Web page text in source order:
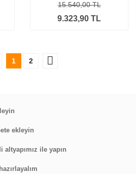
9.323,90 TL
15.540,00 TL
1 2
ekleyin
ile yapın